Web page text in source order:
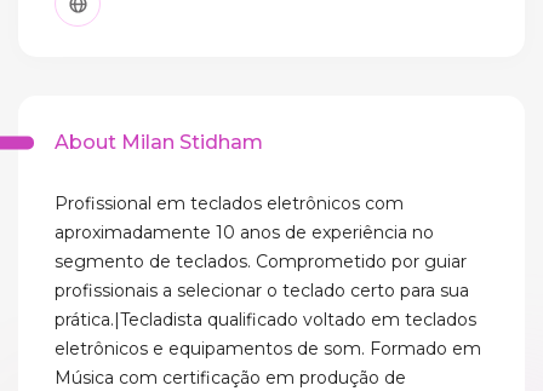
About Milan Stidham
Profissional em teclados eletrônicos com
aproximadamente 10 anos de experiência no
segmento de teclados. Comprometido por guiar
profissionais a selecionar o teclado certo para sua
prática.|Tecladista qualificado voltado em teclados
eletrônicos e equipamentos de som. Formado em
Música com certificação em produção de